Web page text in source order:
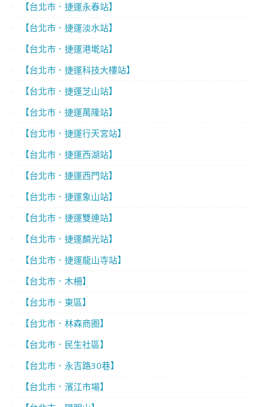
【台北市．捷運永春站】
【台北市．捷運淡水站】
【台北市．捷運港墘站】
【台北市．捷運科技大樓站】
【台北市．捷運芝山站】
【台北市．捷運萬隆站】
【台北市．捷運行天宮站】
【台北市．捷運西湖站】
【台北市．捷運西門站】
【台北市．捷運象山站】
【台北市．捷運雙連站】
【台北市．捷運麟光站】
【台北市．捷運龍山寺站】
【台北市．木柵】
【台北市．東區】
【台北市．林森商圈】
【台北市．民生社區】
【台北市．永吉路30巷】
【台北市．濱江市場】